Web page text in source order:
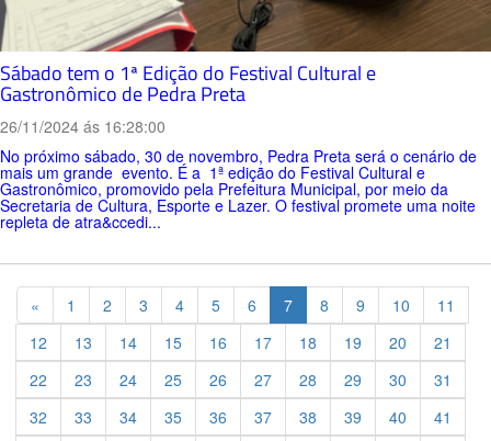
Sábado tem o 1ª Edição do Festival Cultural e
Gastronômico de Pedra Preta
26/11/2024 ás 16:28:00
No próximo sábado, 30 de novembro, Pedra Preta será o cenário de
mais um grande evento. É a 1ª edição do Festival Cultural e
Gastronômico, promovido pela Prefeitura Municipal, por meio da
Secretaria de Cultura, Esporte e Lazer. O festival promete uma noite
repleta de atra&ccedi...
« Previous
1 2 3 4 5 6 7 8 9 10
11
12
13 14 15 16 17 18 19 20
21
22
23 24 25 26 27 28 29 30
31
32
33 34 35 36 37 38 39 40
41